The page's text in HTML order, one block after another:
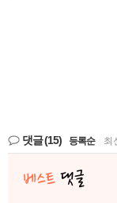
댓글(15) 등록순 최